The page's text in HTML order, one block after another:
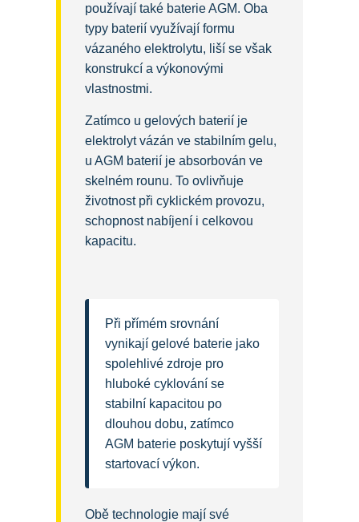
používají také baterie AGM. Oba
typy baterií využívají formu
vázaného elektrolytu, liší se však
konstrukcí a výkonovými
vlastnostmi.
Zatímco u gelových baterií je
elektrolyt vázán ve stabilním gelu,
u AGM baterií je absorbován ve
skelném rounu. To ovlivňuje
životnost při cyklickém provozu,
schopnost nabíjení i celkovou
kapacitu.
Při přímém srovnání
vynikají gelové baterie jako
spolehlivé zdroje pro
hluboké cyklování se
stabilní kapacitou po
dlouhou dobu, zatímco
AGM baterie poskytují vyšší
startovací výkon.
Obě technologie mají své